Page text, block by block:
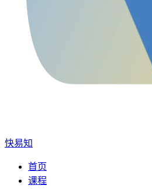
快易知
首页
课程